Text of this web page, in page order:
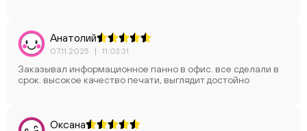
Анатолий
07.11.2025 | 11:03:31
Заказывал информационное панно в офис. все сделали в
срок. высокое качество печати, выглядит достойно
Оксана